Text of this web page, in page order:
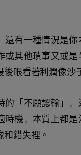
還有一種情況是
或其他瑣事又或
後眼看著利潤像沙
的「不願認輸」
時機，本質上都
和錯失裡。